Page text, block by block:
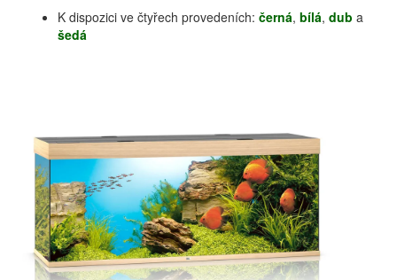
K dispozici ve čtyřech provedeních: černá, bílá, dub a
šedá